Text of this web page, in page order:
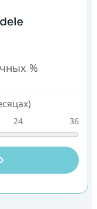
%
24 36